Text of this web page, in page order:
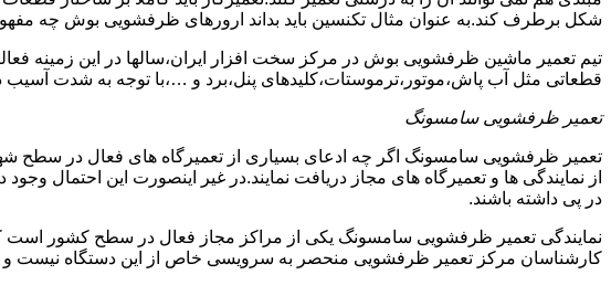
شکل برطرف کند.به عنوان مثال تکنسین باید بداند ارورهای ظرفشویی بوش چه
تیم تعمیر ماشین ظرفشویی بوش در مرکز سخت افزار ایران،سالها در این زمینه
قطعاتی مثل آب پاش،موتور،ترموستات،کلیدهای پنل،برد و …،با توجه به شدت آسیب
تعمیر ظرفشویی سامسونگ
تعمیر ظرفشویی سامسونگ اگر چه ادعای بسیاری از تعمیرگاه های فعال در سطح
از نمایندگی ها و تعمیرگاه های مجاز دریافت نمایند.در غیر اینصورت این احتمال
در پی داشته باشند.
نمایندگی تعمیر ظرفشویی سامسونگ یکی از مراکز مجاز فعال در سطح کشور است
کارشناسان مرکز تعمیر ظرفشویی منحصر به سرویسی خاص از این دستگاه نیست